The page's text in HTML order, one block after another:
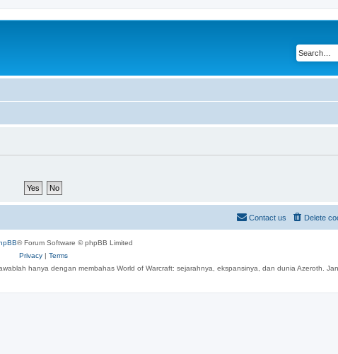
Delete
Contact us
® Forum Software © phpBB Limited
Privacy| Terms
hanya dengan membahas World of Warcraft: sejarahnya, ekspansinya, dan dunia Azeroth.